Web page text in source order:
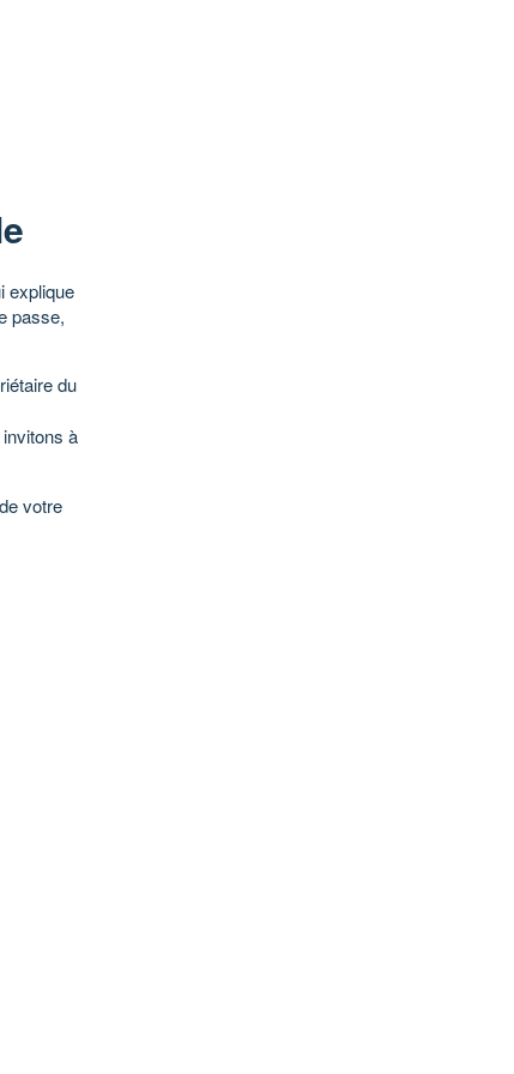
explique
passe,
du
à
votre